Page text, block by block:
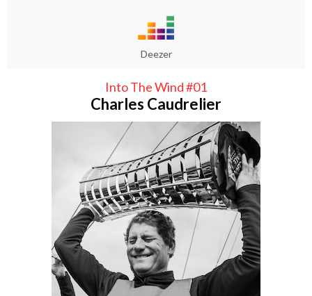
Deezer
Into The Wind #01
Charles Caudrelier